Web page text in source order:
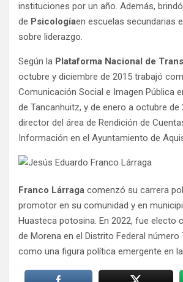
instituciones por un año. Además,
de Psicologíaen escuelas secundarias
sobre liderazgo.
Según la Plataforma Nacional de
octubre y diciembre de 2015 trabajó
Comunicación Social e Imagen Pública
de Tancanhuitz, y de enero a octubre
director del área de Rendición de
Información en el Ayuntamiento de
Franco Lárraga comenzó su carrera
promotor en su comunidad y en
Huasteca potosina. En 2022, fue electo
de Morena en el Distrito Federal número
como una figura política emergente en